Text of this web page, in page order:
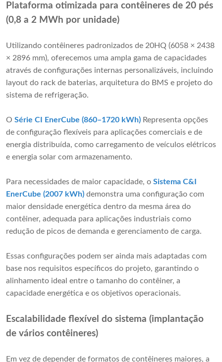
Plataforma otimizada para contêineres de 20 pés
(0,8 a 2 MWh por unidade)
Utilizando contêineres padronizados de 20HQ (6058 × 2438
× 2896 mm), oferecemos uma ampla gama de capacidades
através de configurações internas personalizáveis, incluindo
layout do rack de baterias, arquitetura do BMS e projeto do
sistema de refrigeração.
O Série CI EnerCube (860–1720 kWh) Representa opções
de configuração flexíveis para aplicações comerciais e de
energia distribuída, como carregamento de veículos elétricos
e energia solar com armazenamento.
Para necessidades de maior capacidade, o Sistema C&I
EnerCube (2007 kWh) demonstra uma configuração com
maior densidade energética dentro da mesma área do
contêiner, adequada para aplicações industriais como
redução de picos de demanda e gerenciamento de carga.
Essas configurações podem ser ainda mais adaptadas com
base nos requisitos específicos do projeto, garantindo o
alinhamento ideal entre o tamanho do contêiner, a
capacidade energética e os objetivos operacionais.
Escalabilidade flexível do sistema (implantação
de vários contêineres)
Em vez de depender de formatos de contêineres maiores, a